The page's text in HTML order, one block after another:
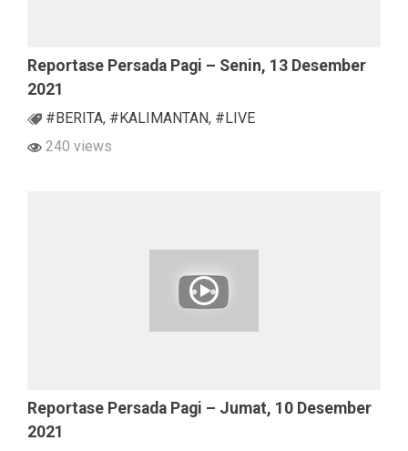
Reportase Persada Pagi – Senin, 13 Desember
2021
#BERITA, #KALIMANTAN, #LIVE
240 views
Reportase Persada Pagi – Jumat, 10 Desember
2021